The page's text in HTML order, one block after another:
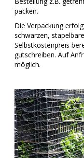
packen.
Die Verpackung
schwarzen,
Selbstkostenpreis
gutschreiben. Auf
möglich.